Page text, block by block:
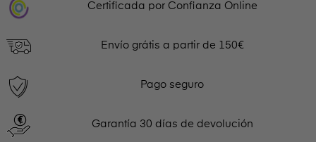
Certificada por Confianza Online
Envío grátis a partir de 150€
Pago seguro
Garantía 30 días de devolución